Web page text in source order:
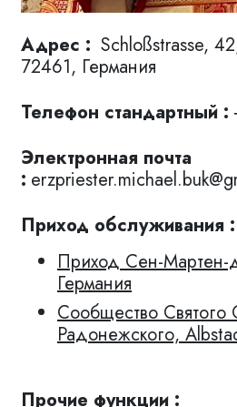
Адрес : Schloßstrasse,
72461, Германия
Телефон стандартный :
Электронная почта
:
Приход обслуживaния :
Приход Сен-Мартен-
Германия
Сообщество
Радонежского,
Прочие функции :